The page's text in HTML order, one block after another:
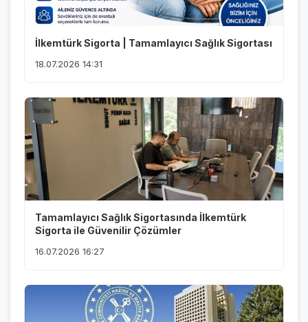
İlkemtürk Sigorta | Tamamlayıcı Sağlık Sigortası
18.07.2026 14:31
Tamamlayıcı Sağlık Sigortasında İlkemtürk
Sigorta ile Güvenilir Çözümler
16.07.2026 16:27